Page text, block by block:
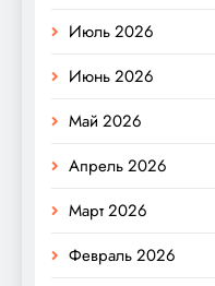
Июль 2026
Июнь 2026
Май 2026
Апрель 2026
Март 2026
Февраль 2026